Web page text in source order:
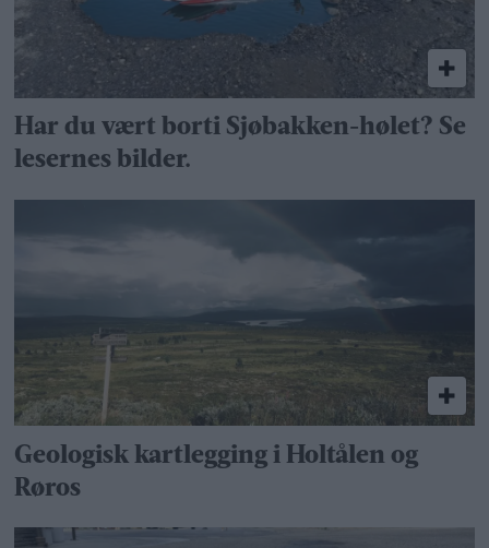
Har du vært borti Sjøbakken-hølet? Se
lesernes bilder.
Geologisk kartlegging i Holtålen og
Røros